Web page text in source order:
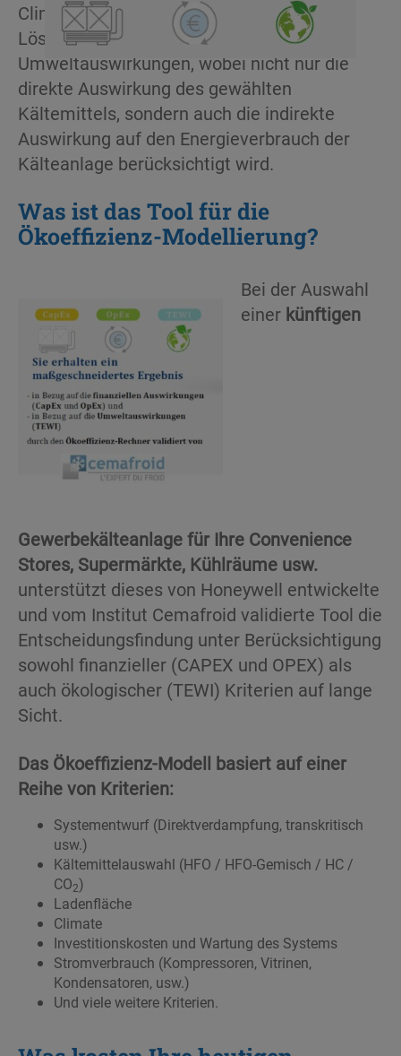
Climalife hilft Ihnen bei der Auswahl der
Lösung mit den geringsten
Umweltauswirkungen, wobei nicht nur die
direkte Auswirkung des gewählten
Kältemittels, sondern auch die indirekte
Auswirkung auf den Energieverbrauch der
Kälteanlage berücksichtigt wird.
Was ist das Tool für die
Ökoeffizienz-Modellierung?
Bei der Auswahl
einer künftigen
Gewerbekälteanlage für Ihre Convenience
Stores, Supermärkte, Kühlräume usw.
unterstützt dieses von Honeywell entwickelte
und vom Institut Cemafroid validierte Tool die
Entscheidungsfindung unter Berücksichtigung
sowohl finanzieller (CAPEX und OPEX) als
auch ökologischer (TEWI) Kriterien auf lange
Sicht.
Das Ökoeffizienz-Modell basiert auf einer
Reihe von Kriterien:
Systementwurf (Direktverdampfung, transkritisch
usw.)
Kältemittelauswahl (HFO / HFO-Gemisch / HC /
CO2)
Ladenfläche
Climate
Investitionskosten und Wartung des Systems
Stromverbrauch (Kompressoren, Vitrinen,
Kondensatoren, usw.)
Und viele weitere Kriterien.